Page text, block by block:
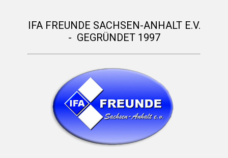
IFA FREUNDE SACHSEN-ANHALT E.V.
- GEGRÜNDET 1997